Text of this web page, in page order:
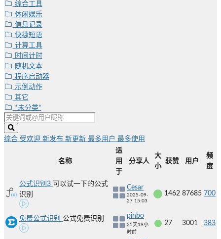
综合工具
休闲娱乐
信息记录
快捷短语
计算工具
时间计时
随机文本
程序启动器
示例动作
其它
*未分类*
综合 受欢迎 新发布 新更新 最多用户 最多使用
名称
适
用
于
分享人
大
小
获赞 用户
频
度
公式识别3 可以试一下的公式
识别
Cesar
2025-09-
27 15:03
1462 87685 700
免费公式识别 公式免费识别 pinbo
25天19小
时前
27 3001 383